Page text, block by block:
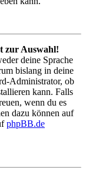
zur Auswahl!
deine Sprache
bislang in deine
Administrator, ob
kann. Falls
wenn du es
dazu können auf
phpBB.de